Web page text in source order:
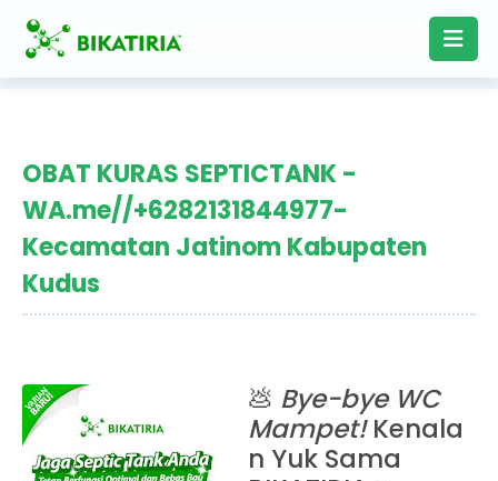
OBAT KURAS SEPTICTANK -
WA.me//+6282131844977-
Kecamatan Jatinom Kabupaten
Kudus
💩 Bye-bye WC
Mampet!Kenala
n Yuk Sama